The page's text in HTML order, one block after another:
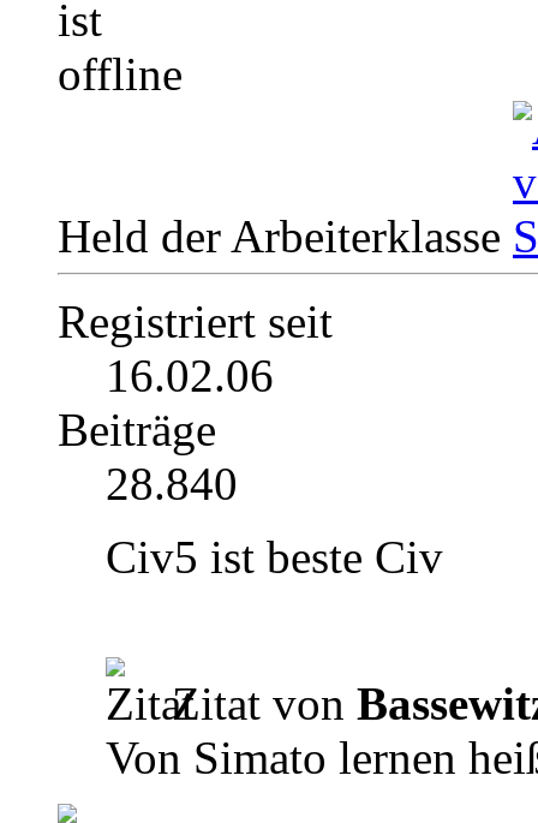
Held der Arbeiterklasse
Registriert seit
16.02.06
Beiträge
28.840
Civ5 ist beste Civ
Zitat von
Von Simato lernen